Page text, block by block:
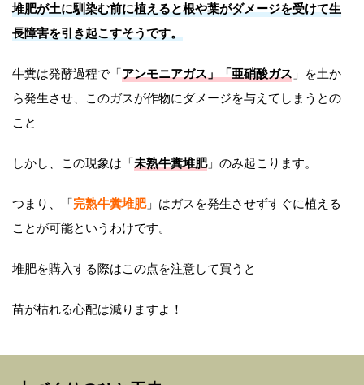
堆肥が土に馴染む前に植えると根や葉がダメージを受けて生
長障害を引き起こすそうです。
牛糞は発酵過程で「アンモニアガス」「亜硝酸ガス 」を土か
ら発生させ、このガスが作物にダメージを与えてしまうとの
こと
しかし、この現象は「未熟牛糞堆肥」のみ起こります。
つまり、「完熟牛糞堆肥」はガスを発生させずすぐに植える
ことが可能というわけです。
堆肥を購入する際はこの点を注意して買うと
苗が枯れる心配は減りますよ！